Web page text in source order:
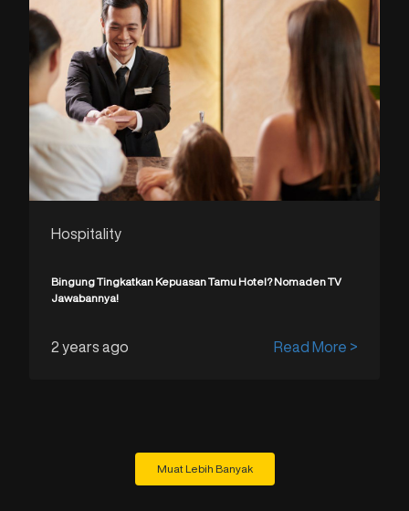
Hospitality
Bingung Tingkatkan Kepuasan Tamu Hotel? Nomaden TV
Jawabannya!
2 years ago Read More >
Muat Lebih Banyak